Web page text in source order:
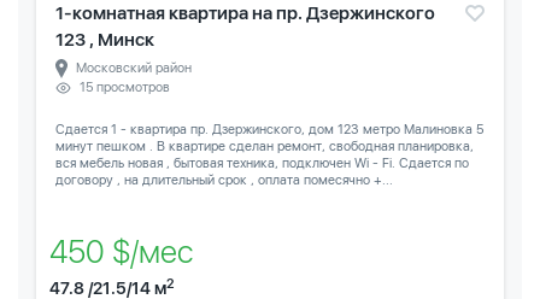
1-комнатная квартира на пр. Дзержинского
123 , Минск
Московский район
15 просмотров
Сдается 1 - квартира пр. Дзержинского, дом 123 метро Малиновка 5
минут пешком . В квартире сделан ремонт, свободная планировка,
вся мебель новая , бытовая техника, подключен Wi - Fi. Сдается по
договору , на длительный срок , оплата помесячно +...
450 $/мес
47.8 /21.5/14 м2